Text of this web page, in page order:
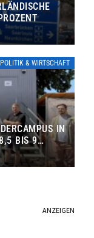
POLITIK & WIRTSCHAFT
IN
BIS 9
ANZEIGEN